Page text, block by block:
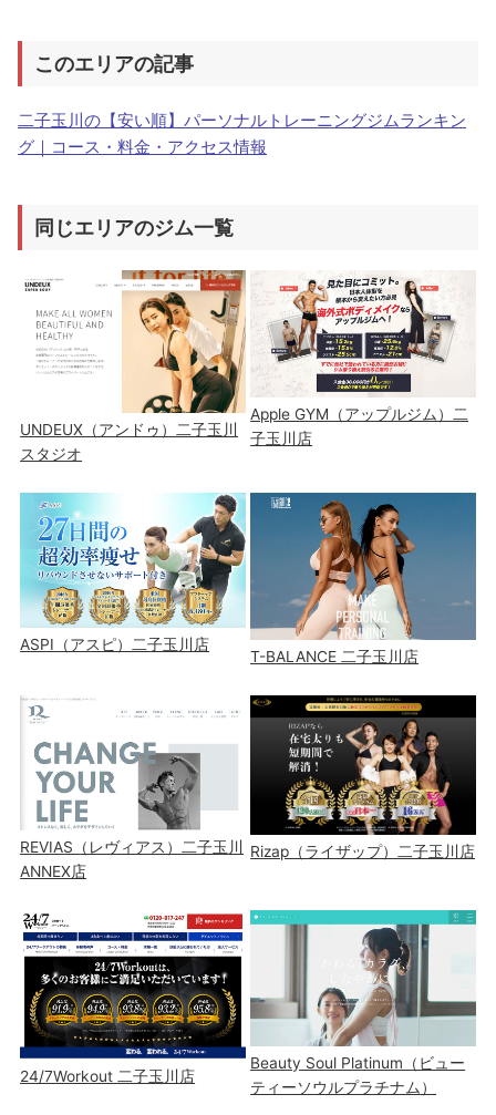
このエリアの記事
二子玉川の【安い順】パーソナルトレーニングジムランキン
グ｜コース・料金・アクセス情報
同じエリアのジム一覧
UNDEUX（アンドゥ）二子玉川
スタジオ
Apple GYM（アップルジム）二
子玉川店
ASPI（アスピ）二子玉川店
T-BALANCE 二子玉川店
REVIAS（レヴィアス）二子玉川
ANNEX店
Rizap（ライザップ）二子玉川店
24/7Workout 二子玉川店
Beauty Soul Platinum（ビュー
ティーソウルプラチナム）